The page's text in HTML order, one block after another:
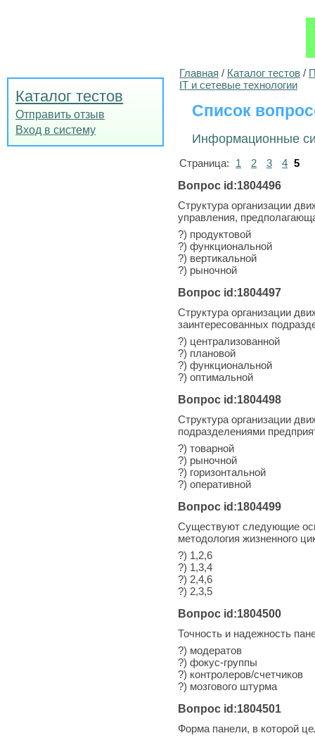
Каталог тестов
Отправить отзыв
Вход в систему
Главная / Каталог тестов /
IT и сетевые технологии
Список
Информационные
Страница: 1 2 3 4 5
Вопрос id:1804496
Структура организации
управления,
?) продуктовой
?) функциональной
?) вертикальной
?) рыночной
Вопрос id:1804497
Структура организации
заинтересованных
?) централизованной
?) плановой
?) функциональной
?) оптимальной
Вопрос id:1804498
Структура организации
подразделениями
?) товарной
?) рыночной
?) горизонтальной
?) оперативной
Вопрос id:1804499
Существуют следующие
методология жизненного
?) 1,2,6
?) 1,3,4
?) 2,4,6
?) 2,3,5
Вопрос id:1804500
Точность и надежность
?) модератов
?) фокус-группы
?) контролеров/счетчиков
?) мозгового штурма
Вопрос id:1804501
Форма панели, в которой